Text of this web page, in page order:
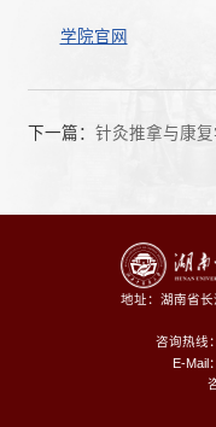
学院官网
下一篇： 针灸推拿与康复
地址：湖南省
咨询热线：
E-Mail